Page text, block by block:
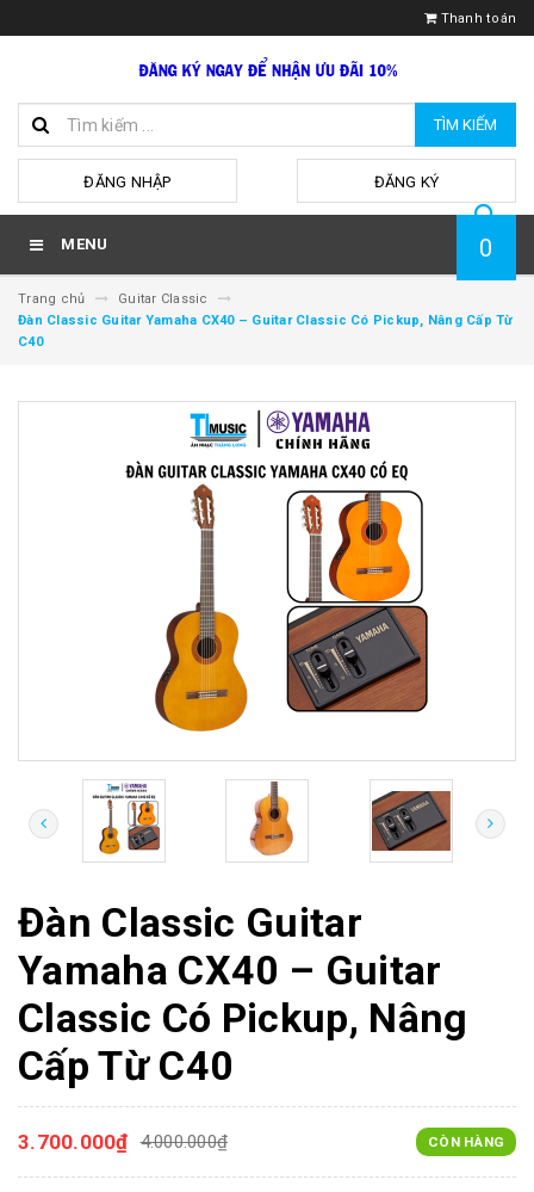
Thanh toán
TÌM KIẾM
ĐĂNG NHẬP ĐĂNG KÝ
MENU 0
Trang chủ
Guitar Classic
Đàn Classic Guitar Yamaha CX40 – Guitar Classic Có Pickup, Nâng Cấp Từ
C40
Đàn Classic Guitar
Yamaha CX40 – Guitar
Classic Có Pickup, Nâng
Cấp Từ C40
3.700.000₫ 4.000.000₫ CÒN HÀNG